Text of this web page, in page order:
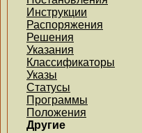
Инструкции
Распоряжения
Решения
Указания
Классификаторы
Указы
Статусы
Программы
Положения
Другие